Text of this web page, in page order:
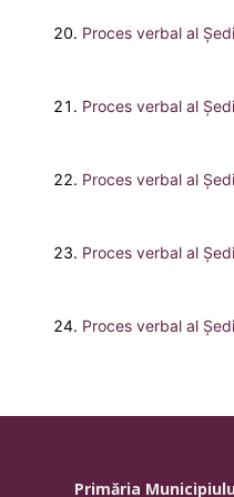
Proces verbal al
Proces verbal al
Proces verbal al
Proces verbal al
Proces verbal al
Primăria